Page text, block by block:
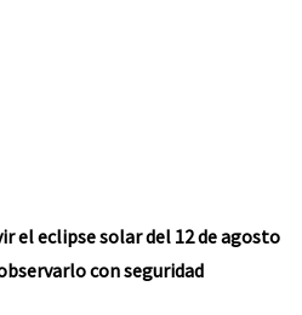
el eclipse solar del 12 de agosto
con seguridad